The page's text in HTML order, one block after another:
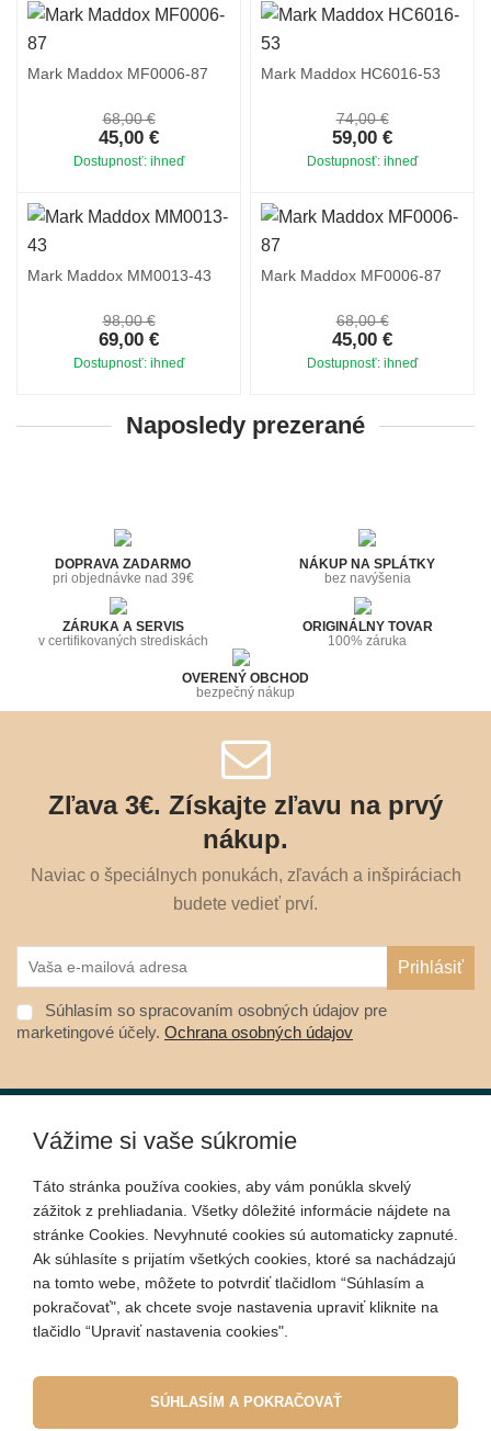
Mark Maddox MF0006-87
68,00 €
45,00 €
Dostupnosť: ihneď
Mark Maddox HC6016-53
74,00 €
59,00 €
Dostupnosť: ihneď
Mark Maddox MM0013-43
98,00 €
69,00 €
Dostupnosť: ihneď
Mark Maddox MF0006-87
68,00 €
45,00 €
Dostupnosť: ihneď
Naposledy prezerané
DOPRAVA ZADARMO
pri objednávke nad 39€
NÁKUP NA SPLÁTKY
bez navýšenia
ZÁRUKA A SERVIS
v certifikovaných strediskách
ORIGINÁLNY TOVAR
100% záruka
OVERENÝ OBCHOD
bezpečný nákup
Zľava 3€. Získajte zľavu na prvý
nákup.
Naviac o špeciálnych ponukách, zľavách a inšpiráciach
budete vedieť prví.
Súhlasím so spracovaním osobných údajov pre
marketingové účely. Ochrana osobných údajov
O nákupe
Informácie
Kontakt
Sociálne siete
Vážime si vaše súkromie
Táto stránka používa cookies, aby vám ponúkla skvelý
zážitok z prehliadania. Všetky dôležité informácie nájdete na
stránke Cookies. Nevyhnuté cookies sú automaticky zapnuté.
Ak súhlasíte s prijatím všetkých cookies, ktoré sa nachádzajú
na tomto webe, môžete to potvrdiť tlačidlom “Súhlasím a
pokračovať", ak chcete svoje nastavenia upraviť kliknite na
tlačidlo “Upraviť nastavenia cookies".
SÚHLASÍM A POKRAČOVAŤ